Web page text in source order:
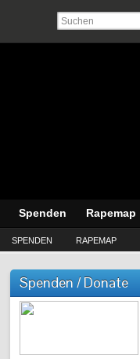
Spenden Rapemap
SPENDEN RAPEMAP
Spenden / Donate